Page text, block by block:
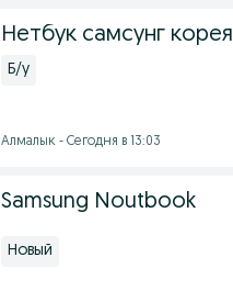
Нетбук самсунг корея
Б/у
Алмалык - Сегодня в 13:03
Samsung Noutbook
Новый